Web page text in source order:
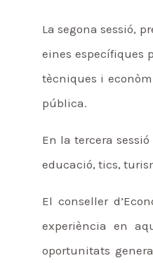
La segona sessió,
eines específiques
tècniques i
pública.
En la tercera
educació, tics,
El conseller
experiència en
oportunitats